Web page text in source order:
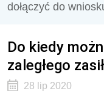
dołączyć do
Do kiedy
zaległego
28 lip 2020